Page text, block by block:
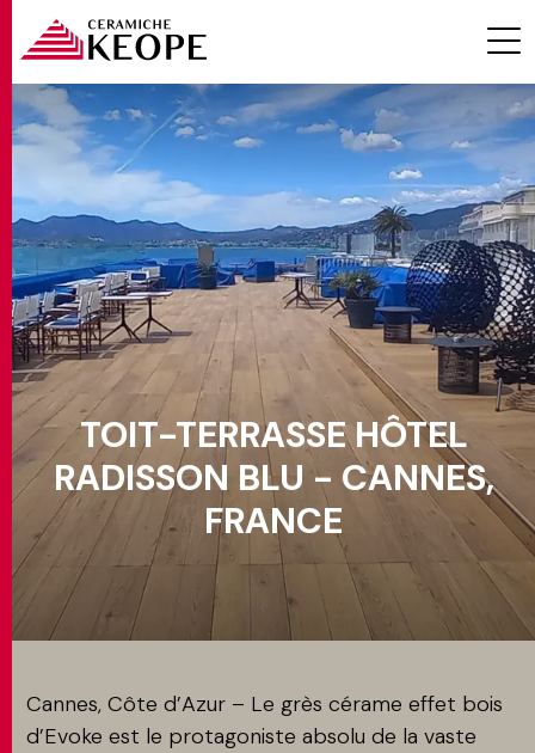
PROJETS
MAGAZINE
CONTACTS
MATCH APP
RECHERCHE
TOIT-TERRASSE HÔTEL
RADISSON BLU - CANNES,
FRANCE
Cannes, Côte d’Azur – Le grès cérame effet bois
d’Evoke est le protagoniste absolu de la vaste